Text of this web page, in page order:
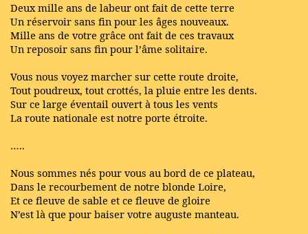
Deux mille ans de labeur ont fait de cette terre
Un réservoir sans fin pour les âges nouveaux.
Mille ans de votre grâce ont fait de ces travaux
Un reposoir sans fin pour l’âme solitaire.
Vous nous voyez marcher sur cette route droite,
Tout poudreux, tout crottés, la pluie entre les dents.
Sur ce large éventail ouvert à tous les vents
La route nationale est notre porte étroite.
…..
Nous sommes nés pour vous au bord de ce plateau,
Dans le recourbement de notre blonde Loire,
Et ce fleuve de sable et ce fleuve de gloire
N’est là que pour baiser votre auguste manteau.